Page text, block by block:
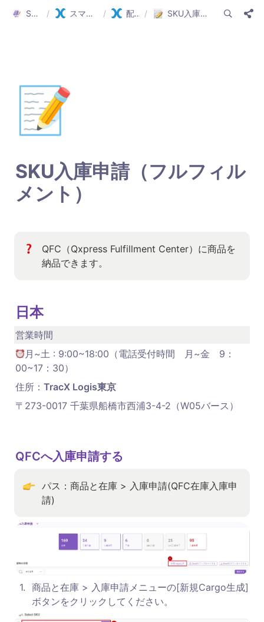
Smartship Guide / スマートシップ ガイド(日本語) / 配送申請の準備 / SKU入庫申請（フルフィルメント）
📝
SKU入庫申請（フルフィル
メント）
QFC（Qxpress Fulfillment Center）に商品を
納品できます。
日本
営業時間
月~土 : 9:00~18:00（電話受付時間　月~金　9：
00~17：30）
住所： TracX Logis東京
〒273-0017 千葉県船橋市西浦3-4-2（W05バース）
QFCへ入庫申請する
パス：商品と在庫 > 入庫申請(QFC在庫入庫申
請)
1. 商品と在庫 > 入庫申請メニューの[新規Cargo生成]
ボタンをクリックしてください。